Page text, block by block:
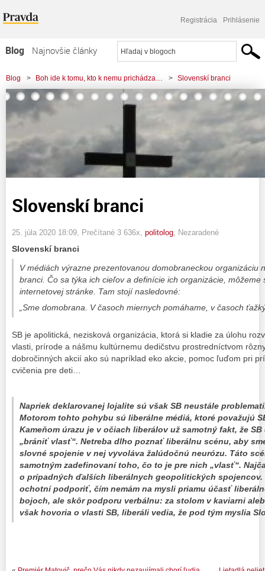
Registrácia Prihlásenie
Blog
Najnovšie články
Najčítanejšie články
Najkomentovanejšie články
Zoznam blogov
Komerčné blogy
Blog > Boh ide k tomu, kto k nemu prichádza… > Slovenskí branci
Slovenskí branci
25. júla 2020 18:09 , Prečítané 3 636x, politolog Nezaradené
Slovenskí branci
V médiách výrazne prezentovanou domobraneckou organizáciu
branci. Čo sa týka ich cieľov a definície ich organizácie, môžeme
internetovej stránke. Tam stojí nasledovné:
„Sme domobrana. V časoch miernych pomáhame, v časoch
SB je apolitická, nezisková organizácia, ktorá si kladie za úlohu
vlasti, prírode a nášmu kultúrnemu dedičstvu prostredníctvom
dobročinných akcií ako sú napríklad eko akcie, pomoc ľuďom pri
cvičenia pre deti…
Napriek deklarovanej lojalite sú však SB neustále
Motorom tohto pohybu sú liberálne médiá, ktoré považujú
Kameňom úrazu je v očiach liberálov už samotný fakt, že
„brániť vlasť“. Netreba dlho poznať liberálnu scénu, aby
slovné spojenie v nej vyvoláva žalúdočnú neurózu. Táto
samotným zadefinovaní toho, čo to je pre nich „vlasť“.
o prípadných ďalších liberálnych geopolitických spojencov.
ochotní podporiť, čím nemám na mysli priamu účasť
bojoch, ale skôr podporu verbálnu: za stolom v kaviarni
však hovoria o vlasti SB, liberáli vedia, že pod tým myslia